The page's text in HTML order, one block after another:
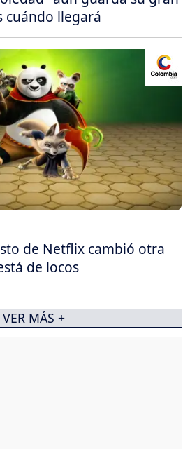
cuándo llegará
de Netflix cambió otra
de locos
VER MÁS +